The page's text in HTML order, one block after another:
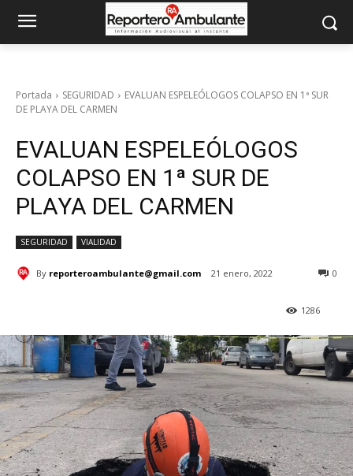
Portada SEGURIDAD
EVALUAN ESPELEÓLOGOS COLAPSO EN 1ª SUR
DE PLAYA DEL CARMEN
EVALUAN ESPELEÓLOGOS
COLAPSO EN 1ª SUR DE
PLAYA DEL CARMEN
SEGURIDAD VIALIDAD
By reporteroambulante@gmail.com 21 enero, 2022 0
1286